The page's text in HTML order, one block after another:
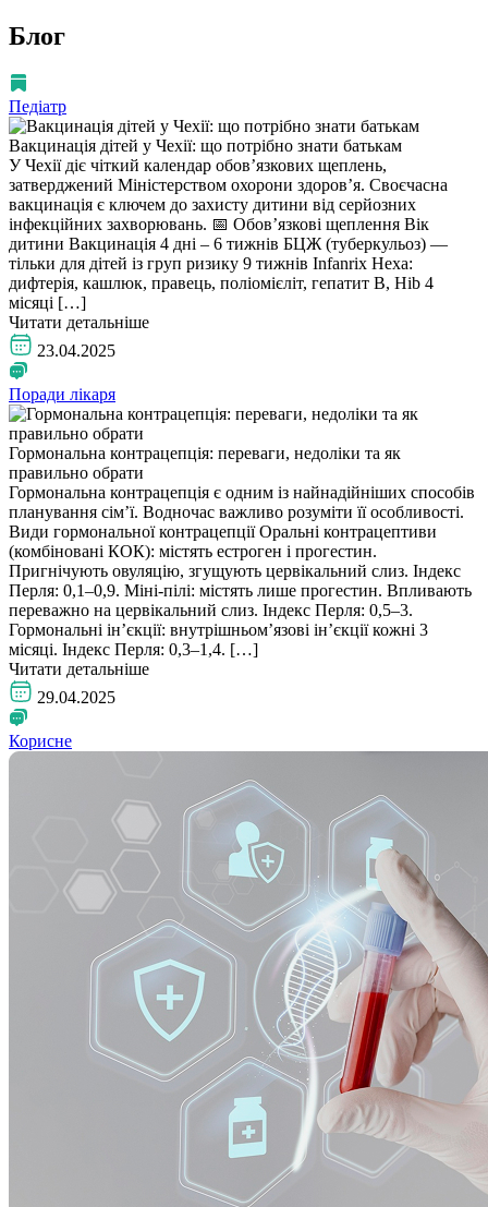
Блог
Педіатр
Вакцинація дітей у Чехії: що потрібно знати батькам
У Чехії діє чіткий календар обов’язкових щеплень,
затверджений Міністерством охорони здоров’я. Своєчасна
вакцинація є ключем до захисту дитини від серйозних
інфекційних захворювань. 📅 Обовʼязкові щеплення Вік
дитини Вакцинація 4 дні – 6 тижнів БЦЖ (туберкульоз) —
тільки для дітей із груп ризику 9 тижнів Infanrix Hexa:
дифтерія, кашлюк, правець, поліомієліт, гепатит B, Hib 4
місяці […]
Читати детальніше
23.04.2025
Поради лікаря
Гормональна контрацепція: переваги, недоліки та як
правильно обрати
Гормональна контрацепція є одним із найнадійніших способів
планування сімʼї. Водночас важливо розуміти її особливості.
Види гормональної контрацепції Оральні контрацептиви
(комбіновані КОК): містять естроген і прогестин.
Пригнічують овуляцію, згущують цервікальний слиз. Індекс
Перля: 0,1–0,9. Міні-пілі: містять лише прогестин. Впливають
переважно на цервікальний слиз. Індекс Перля: 0,5–3.
Гормональні інʼєкції: внутрішньомʼязові інʼєкції кожні 3
місяці. Індекс Перля: 0,3–1,4. […]
Читати детальніше
29.04.2025
Корисне